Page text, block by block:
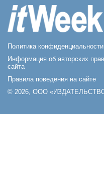
Политика
Информация об авторских
сайта
Правила поведения на сайте
© 2026, ООО